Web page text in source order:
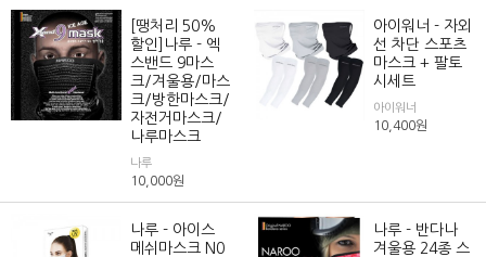
[땡처리 50%
할인]나루 - 엑
스밴드 9마스
크/겨울용/마스
크/방한마스크/
자전거마스크/
나루마스크
나루
10,000원
아이워너 - 자외
선 차단 스포츠
마스크 + 팔토
시세트
아이워너
10,400원
나루 - 아이스
메쉬마스크 N0
나루 - 반다나
겨울용 24종 스